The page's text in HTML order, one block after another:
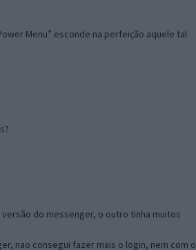
Menu” esconde na perfeição aquele tal
do messenger, o outro tinha muitos
nao consegui fazer mais o login, nem com o